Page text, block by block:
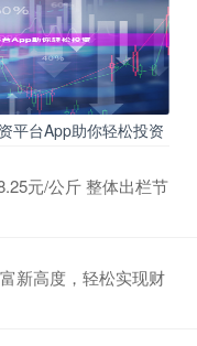
平台App助你轻松投资
元/公斤 整体出栏节
新高度，轻松实现财